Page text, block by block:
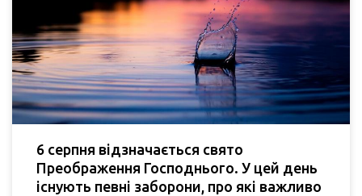
6 серпня відзначається свято
Преображення Господнього. У цей день
існують певні заборони, про які важливо